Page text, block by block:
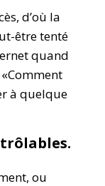
d’où la
être tenté
quand
à quelque
ou